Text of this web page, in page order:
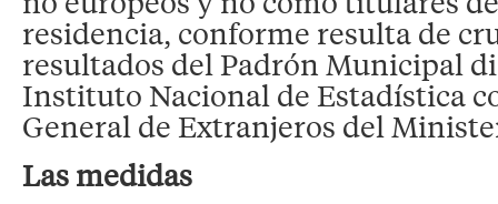
residencia, conforme resulta de
resultados del Padrón Municipal
Instituto Nacional de Estadística
General de Extranjeros del
Las medidas